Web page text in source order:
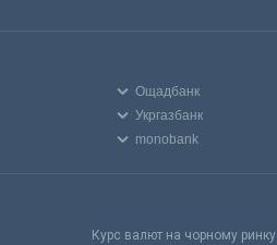
Ощадбанк
Укргазбанк
monobank
Курс валют на чорному ринку